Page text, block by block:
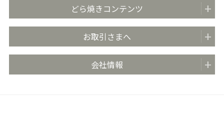
全国の販売店
おいしさのこだわり
安心・安全の取り組み
どら焼きコンテンツ
どらやきのまち米子
どらやきの日 (4月4日)
お取引さまへ
お取引先さま向け情報TOP
商品カタログ
会社情報